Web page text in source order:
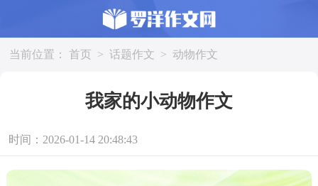
当前位置： 首页 > 话题作文 > 动物作文
我家的小动物作文
时间：2026-01-14 20:48:43